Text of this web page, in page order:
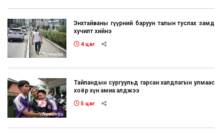
Энхтайваны гүүрний баруун талын туслах замд
хучилт хийнэ
4 цаг
Тайландын сургуульд гарсан халдлагын улмаас
хоёр хүн амиа алджээ
5 цаг